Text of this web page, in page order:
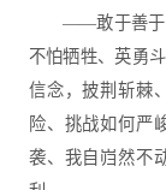
——敢于善于斗
不怕牺牲、英勇
信念，披荆斩棘
险、挑战如何严
袭、我自岿然不